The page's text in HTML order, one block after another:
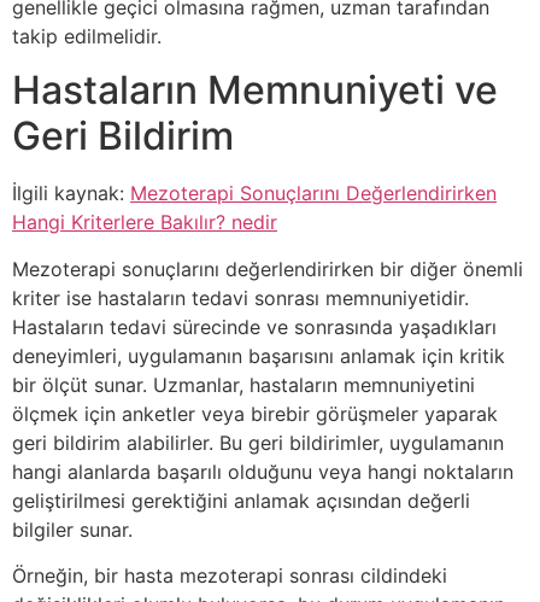
genellikle geçici olmasına rağmen, uzman tarafından
takip edilmelidir.
Hastaların Memnuniyeti ve
Geri Bildirim
İlgili kaynak: Mezoterapi Sonuçlarını Değerlendirirken
Hangi Kriterlere Bakılır? nedir
Mezoterapi sonuçlarını değerlendirirken bir diğer önemli
kriter ise hastaların tedavi sonrası memnuniyetidir.
Hastaların tedavi sürecinde ve sonrasında yaşadıkları
deneyimleri, uygulamanın başarısını anlamak için kritik
bir ölçüt sunar. Uzmanlar, hastaların memnuniyetini
ölçmek için anketler veya birebir görüşmeler yaparak
geri bildirim alabilirler. Bu geri bildirimler, uygulamanın
hangi alanlarda başarılı olduğunu veya hangi noktaların
geliştirilmesi gerektiğini anlamak açısından değerli
bilgiler sunar.
Örneğin, bir hasta mezoterapi sonrası cildindeki